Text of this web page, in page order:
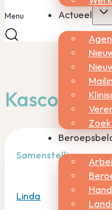
Actueel
Menu
Kascontrole
Samenstelling
Linda